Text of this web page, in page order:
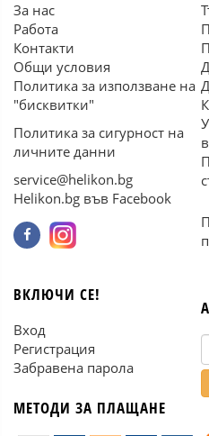
За нас
Работа
Контакти
Общи условия
Политика за използване на
"бисквитки"
Политика за сигурност на
личните данни
service@helikon.bg
Helikon.bg във Facebook
ВКЛЮЧИ СЕ!
Вход
Регистрация
Забравена парола
МЕТОДИ ЗА ПЛАЩАНЕ